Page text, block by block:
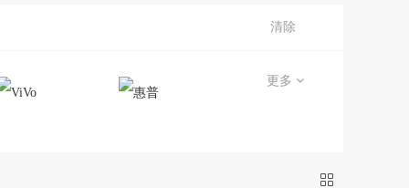
清除
更多